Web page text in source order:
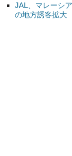
JAL、マレーシ
の地方誘客拡大